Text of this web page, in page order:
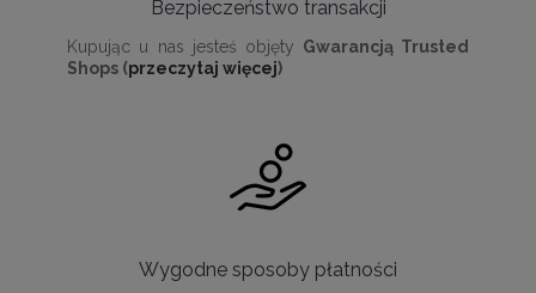
Bezpieczeństwo transakcji
Kupując u nas jesteś objęty Gwarancją Trusted
Shops (przeczytaj więcej)
Wygodne sposoby płatności